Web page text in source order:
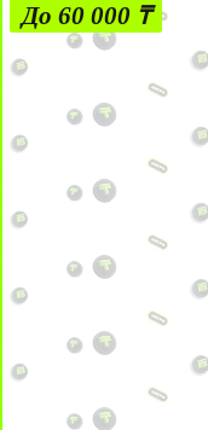
До 60 000 ₸